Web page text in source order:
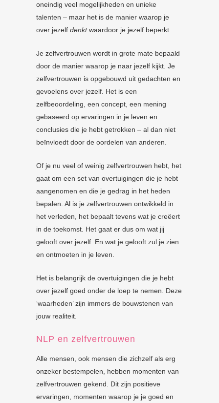
oneindig veel mogelijkheden en unieke
talenten – maar het is de manier waarop je
over jezelf denktwaardoor je jezelf beperkt.
Je zelfvertrouwen wordt in grote mate bepaald
door de manier waarop je naar jezelf kijkt. Je
zelfvertrouwen is opgebouwd uit gedachten en
gevoelens over jezelf. Het is een
zelfbeoordeling, een concept, een mening
gebaseerd op ervaringen in je leven en
conclusies die je hebt getrokken – al dan niet
beïnvloedt door de oordelen van anderen.
Of je nu veel of weinig zelfvertrouwen hebt, het
gaat om een set van overtuigingen die je hebt
aangenomen en die je gedrag in het heden
bepalen. Al is je zelfvertrouwen ontwikkeld in
het verleden, het bepaalt tevens wat je creëert
in de toekomst. Het gaat er dus om wat jij
gelooft over jezelf. En wat je gelooft zul je zien
en ontmoeten in je leven.
Het is belangrijk de overtuigingen die je hebt
over jezelf goed onder de loep te nemen. Deze
‘waarheden’ zijn immers de bouwstenen van
jouw realiteit.
NLP en zelfvertrouwen
Alle mensen, ook mensen die zichzelf als erg
onzeker bestempelen, hebben momenten van
zelfvertrouwen gekend. Dit zijn positieve
ervaringen, momenten waarop je je goed en